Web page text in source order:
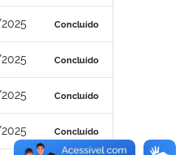
Concluído
Concluído
Concluído
Concluído